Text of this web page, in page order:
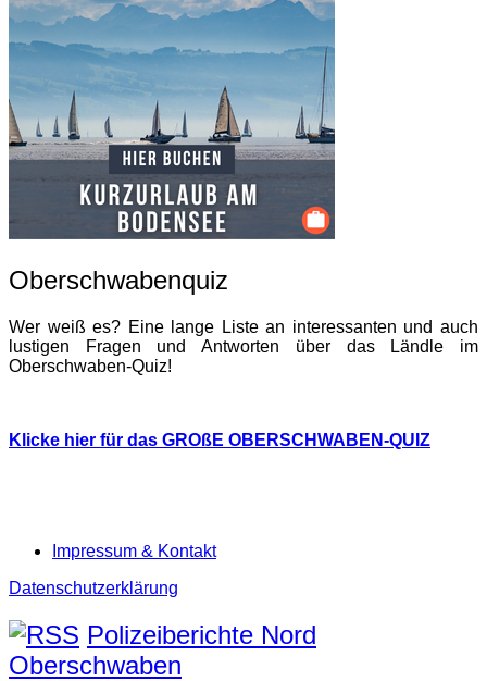
Oberschwabenquiz
Wer weiß es? Eine lange Liste an interessanten und auch
lustigen Fragen und Antworten über das Ländle im
Oberschwaben-Quiz!
Klicke hier für das GROßE OBERSCHWABEN-QUIZ
Impressum & Kontakt
Datenschutzerklärung
Polizeiberichte Nord
Oberschwaben